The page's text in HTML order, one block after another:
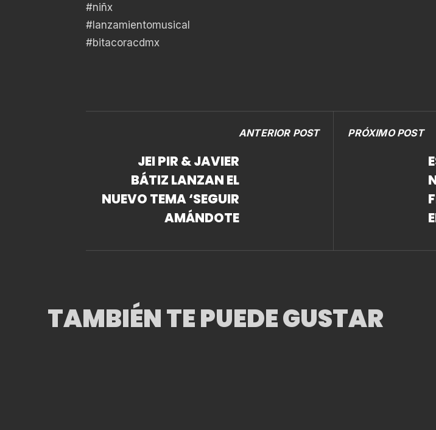
#niñx
#lanzamientomusical
#bitacoracdmx
ANTERIOR POST
JEI PIR & JAVIER
BÁTIZ LANZAN EL
NUEVO TEMA ‘SEGUIR
AMÁNDOTE
PRÓXIMO POST
TAMBIÉN TE PUEDE GUSTAR